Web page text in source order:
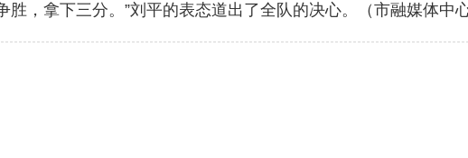
胜，拿下三分。”刘平的表态道出了全队的决心。（市融媒体中